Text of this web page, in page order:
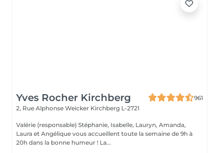
Yves Rocher Kirchberg
961
2, Rue Alphonse Weicker Kirchberg L-2721
Valérie (responsable) Stéphanie, Isabelle, Lauryn, Amanda,
Laura et Angélique vous accueillent toute la semaine de 9h à
20h dans la bonne humeur ! La...